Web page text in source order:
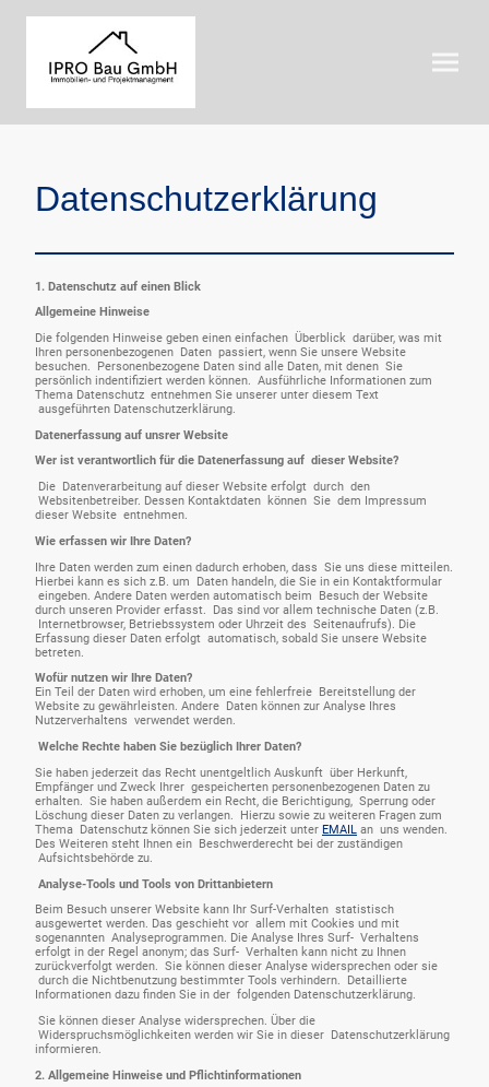
Datenschutzerklärung
1. Datenschutz auf einen Blick
Allgemeine Hinweise
Die folgenden Hinweise geben einen einfachen Überblick darüber, was mit
Ihren personenbezogenen Daten passiert, wenn Sie unsere Website
besuchen. Personenbezogene Daten sind alle Daten, mit denen Sie
persönlich indentifiziert werden können. Ausführliche Informationen zum
Thema Datenschutz entnehmen Sie unserer unter diesem Text
ausgeführten Datenschutzerklärung.
Datenerfassung auf unsrer Website
Wer ist verantwortlich für die Datenerfassung auf dieser Website?
Die Datenverarbeitung auf dieser Website erfolgt durch den
Websitenbetreiber. Dessen Kontaktdaten können Sie dem Impressum
dieser Website entnehmen.
Wie erfassen wir Ihre Daten?
Ihre Daten werden zum einen dadurch erhoben, dass Sie uns diese mitteilen.
Hierbei kann es sich z.B. um Daten handeln, die Sie in ein Kontaktformular
eingeben. Andere Daten werden automatisch beim Besuch der Website
durch unseren Provider erfasst. Das sind vor allem technische Daten (z.B.
Internetbrowser, Betriebssystem oder Uhrzeit des Seitenaufrufs). Die
Erfassung dieser Daten erfolgt automatisch, sobald Sie unsere Website
betreten.
Wofür nutzen wir Ihre Daten?
Ein Teil der Daten wird erhoben, um eine fehlerfreie Bereitstellung der
Website zu gewährleisten. Andere Daten können zur Analyse Ihres
Nutzerverhaltens verwendet werden.
Welche Rechte haben Sie bezüglich Ihrer Daten?
Sie haben jederzeit das Recht unentgeltlich Auskunft über Herkunft,
Empfänger und Zweck Ihrer gespeicherten personenbezogenen Daten zu
erhalten. Sie haben außerdem ein Recht, die Berichtigung, Sperrung oder
Löschung dieser Daten zu verlangen. Hierzu sowie zu weiteren Fragen zum
Thema Datenschutz können Sie sich jederzeit unter EMAIL an uns wenden.
Des Weiteren steht Ihnen ein Beschwerderecht bei der zuständigen
Aufsichtsbehörde zu.
Analyse-Tools und Tools von Drittanbietern
Beim Besuch unserer Website kann Ihr Surf-Verhalten statistisch
ausgewertet werden. Das geschieht vor allem mit Cookies und mit
sogenannten Analyseprogrammen. Die Analyse Ihres Surf- Verhaltens
erfolgt in der Regel anonym; das Surf- Verhalten kann nicht zu Ihnen
zurückverfolgt werden. Sie können dieser Analyse widersprechen oder sie
durch die Nichtbenutzung bestimmter Tools verhindern. Detaillierte
Informationen dazu finden Sie in der folgenden Datenschutzerklärung.
Sie können dieser Analyse widersprechen. Über die
Widerspruchsmöglichkeiten werden wir Sie in dieser Datenschutzerklärung
informieren.
2. Allgemeine Hinweise und Pflichtinformationen